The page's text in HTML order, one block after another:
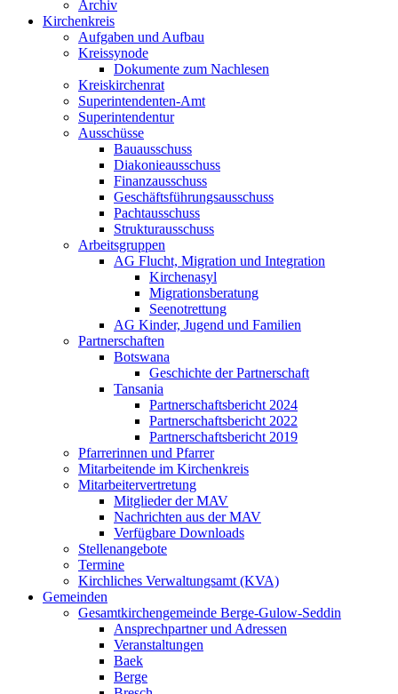
Archiv
Kirchenkreis
Aufgaben und Aufbau
Kreissynode
Dokumente zum Nachlesen
Kreiskirchenrat
Superintendenten-Amt
Superintendentur
Ausschüsse
Bauausschuss
Diakonieausschuss
Finanzausschuss
Geschäftsführungsausschuss
Pachtausschuss
Strukturausschuss
Arbeitsgruppen
AG Flucht, Migration und Integration
Kirchenasyl
Migrationsberatung
Seenotrettung
AG Kinder, Jugend und Familien
Partnerschaften
Botswana
Geschichte der Partnerschaft
Tansania
Partnerschaftsbericht 2024
Partnerschaftsbericht 2022
Partnerschaftsbericht 2019
Pfarrerinnen und Pfarrer
Mitarbeitende im Kirchenkreis
Mitarbeitervertretung
Mitglieder der MAV
Nachrichten aus der MAV
Verfügbare Downloads
Stellenangebote
Termine
Kirchliches Verwaltungsamt (KVA)
Gemeinden
Gesamtkirchengemeinde Berge-Gulow-Seddin
Ansprechpartner und Adressen
Veranstaltungen
Baek
Berge